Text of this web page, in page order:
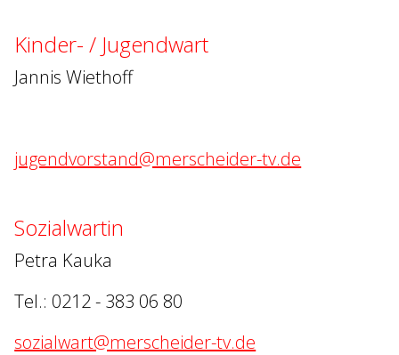
Kinder- / Jugendwart
Jannis Wiethoff
jugendvorstand@merscheider-tv.de
Sozialwartin
Petra Kauka
Tel.: 0212 - 383 06 80
sozialwart@merscheider-tv.de